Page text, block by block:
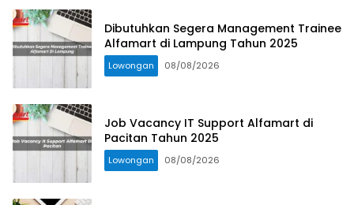
Dibutuhkan Segera Management Trainee
Alfamart di Lampung Tahun 2025
Lowongan 08/08/2026
Job Vacancy IT Support Alfamart di
Pacitan Tahun 2025
Lowongan 08/08/2026